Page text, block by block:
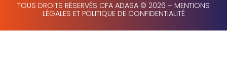
TOUS DROITS RÉSERVÉS CFA ADASA © 2026 – MENTIONS
LÉGALES ET POLITIQUE DE CONFIDENTIALITÉ